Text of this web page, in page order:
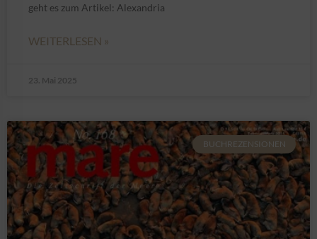
geht es zum Artikel: Alexandria
WEITERLESEN »
23. Mai 2025
BUCHREZENSIONEN